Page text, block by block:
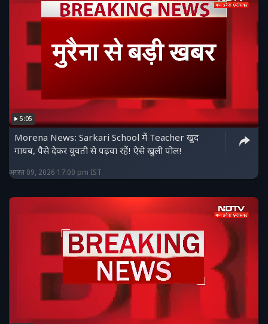
5:05
Morena News: Sarkari School में Teacher खुद
गायब, पैसे देकर युवती से पढ़वा रहें! ऐसे खुली पोल!
अगस्त 09, 2026 17:00 pm IST